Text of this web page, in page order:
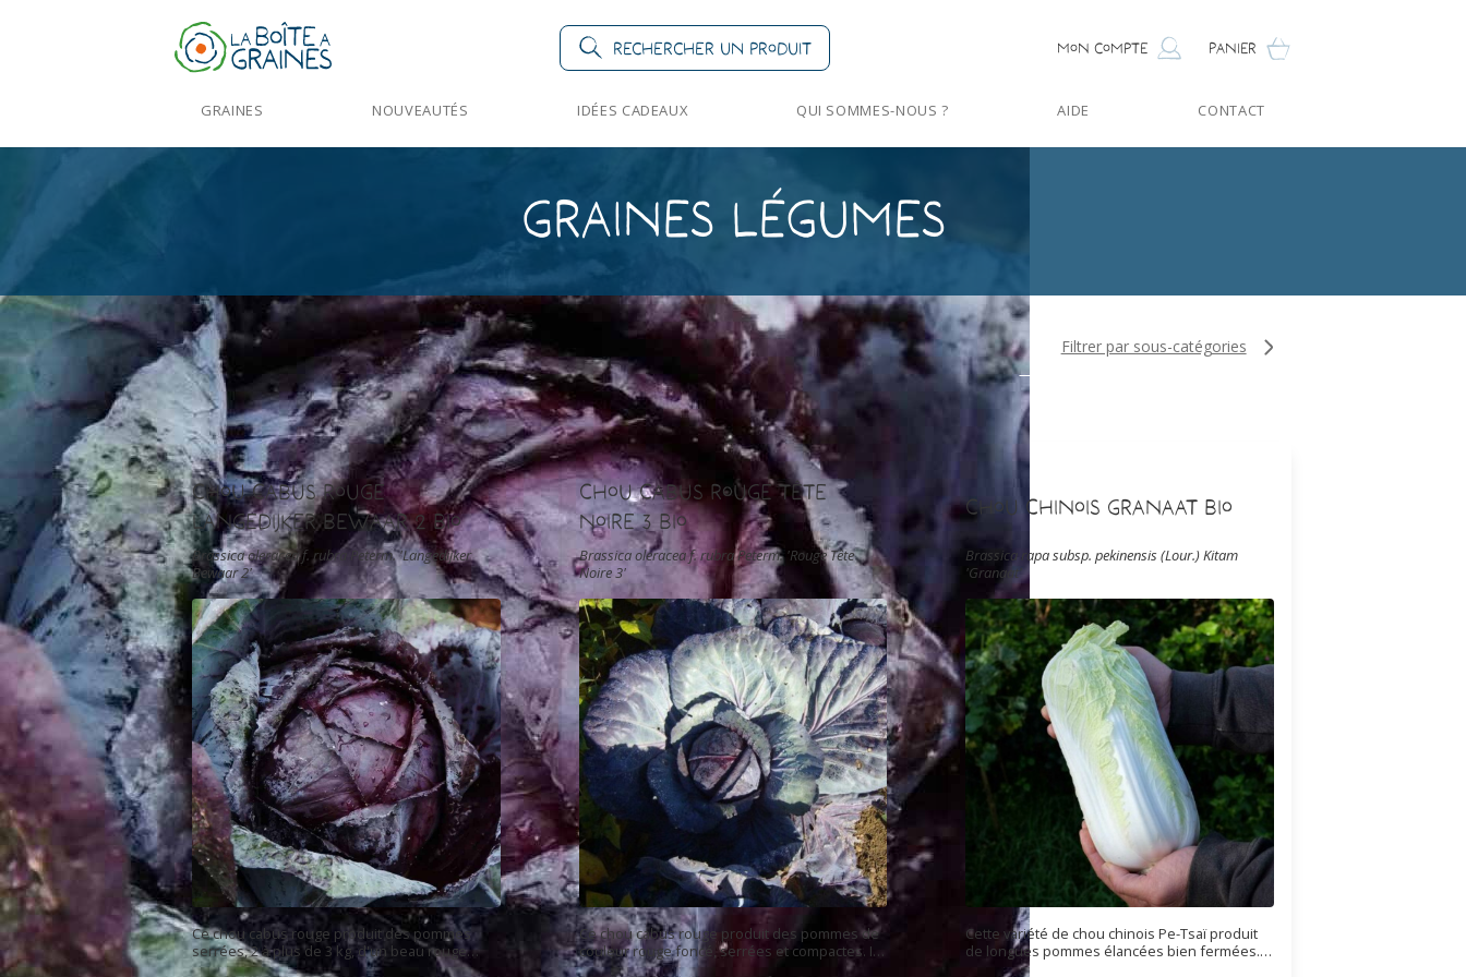
Rechercher un produit Mon compte Panier
GRAINES NOUVEAUTÉS IDÉES CADEAUX QUI SOMMES-NOUS ? AIDE CONTACT
Graines Légumes
Accueil > Produits > Graines Légumes > Page 5 Filtrer par sous-catégories
Chou Cabus Rouge
Langedijker Bewaar 2 Bio
Brassica oleracea f. rubra Peterm. 'Langedijker
Bewaar 2'
Ce chou cabus rouge produit des pommes
serrées, 2 à plus de 3 kg, d'un beau rouge
tirant vers le bordeaux. Ces pommes se
Chou Cabus Rouge Tête
Noire 3 Bio
Brassica oleracea f. rubra Peterm. 'Rouge Tête
Noire 3'
Ce chou cabus rouge produit des pommes de
couleur rouge foncé, serrées et compactes. Il
se consomme cru en salade ou cuit. Les
Chou Chinois Granaat Bio
Brassica rapa subsp. pekinensis (Lour.) Kitam
'Granaat'
Cette variété de chou chinois Pe-Tsaï produit
de longues pommes élancées bien fermées.
Les feuilles larges, gaufrées, portent des